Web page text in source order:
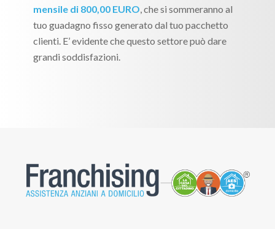
mensile di 800,00 EURO , che si sommeranno al
tuo guadagno fisso generato dal tuo pacchetto
clienti. E’ evidente che questo settore può dare
grandi soddisfazioni.